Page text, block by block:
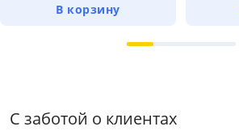
В корзину
С заботой о клиентах